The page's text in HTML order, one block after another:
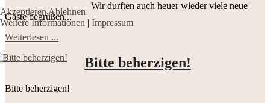
Wir durften auch heuer wieder viele neue
Gäste begrüßen...
Weiterlesen ...
Bitte beherzigen!
Bitte beherzigen!
Akzeptieren Ablehnen
Weitere Informationen | Impressum